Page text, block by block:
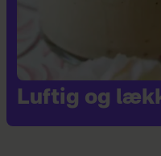
Luftig og